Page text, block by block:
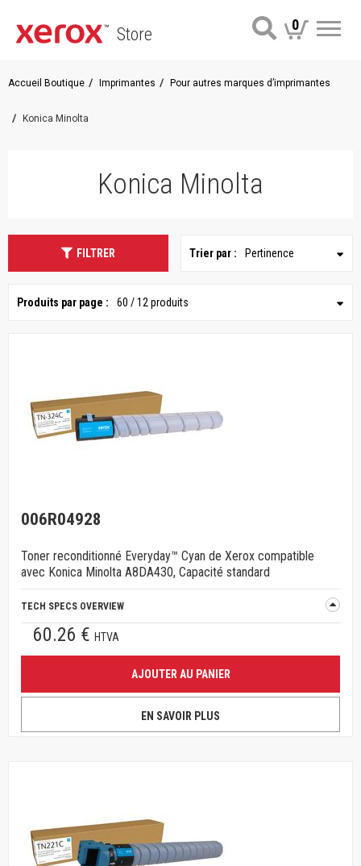
Store 0
Accueil Boutique Imprimantes Pour autres marques d’imprimantes
Konica Minolta
Konica Minolta
FILTRER Trier par : Pertinence
Produits par page : 60 / 12 produits
006R04928
Toner reconditionné Everyday™ Cyan de Xerox compatible
avec Konica Minolta A8DA430, Capacité standard
TECH SPECS OVERVIEW
60.26 € HTVA
AJOUTER AU PANIER
EN SAVOIR PLUS